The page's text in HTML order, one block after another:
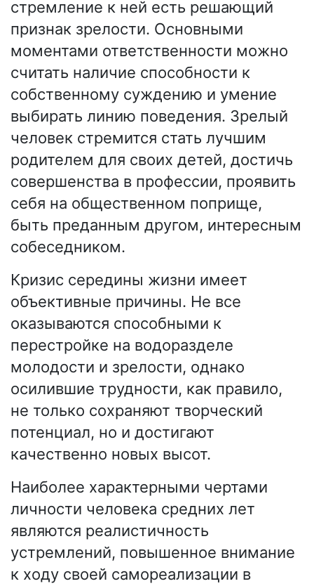
стремление к ней есть решающий
признак зрелости. Основными
моментами ответственности можно
считать наличие способности к
собственному суждению и умение
выбирать линию поведения. Зрелый
человек стремится стать лучшим
родителем для своих детей, достичь
совершенства в профессии, проявить
себя на общественном поприще,
быть преданным другом, интересным
собеседником.
Кризис середины жизни имеет
объективные причины. Не все
оказываются способными к
перестройке на водоразделе
молодости и зрелости, однако
осилившие трудности, как правило,
не только сохраняют творческий
потенциал, но и достигают
качественно новых высот.
Наиболее характерными чертами
личности человека средних лет
являются реалистичность
устремлений, повышенное внимание
к ходу своей самореализации в